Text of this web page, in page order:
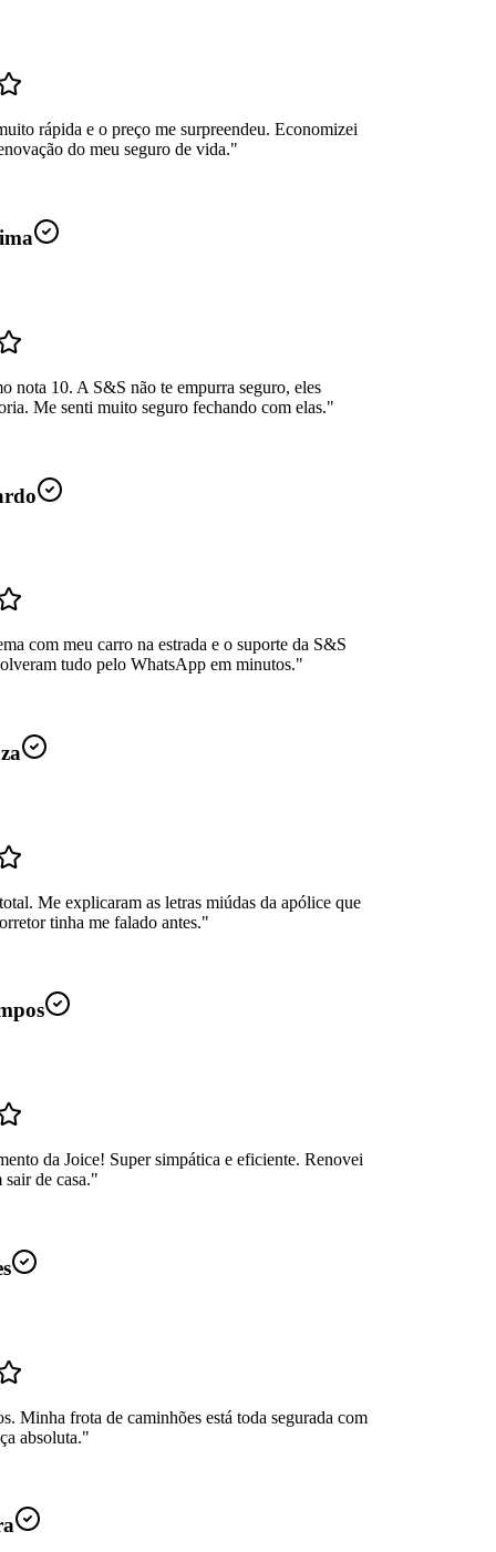
rápida e o preço me surpreendeu. Economizei
do meu seguro de vida."
nota 10. A S&S não te empurra seguro, eles
Me senti muito seguro fechando com elas."
com meu carro na estrada e o suporte da S&S
tudo pelo WhatsApp em minutos."
Me explicaram as letras miúdas da apólice que
tinha me falado antes."
da Joice! Super simpática e eficiente. Renovei
sair de casa."
Minha frota de caminhões está toda segurada com
absoluta."